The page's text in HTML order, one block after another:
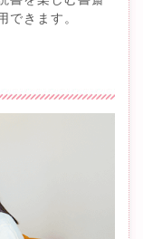
きます。